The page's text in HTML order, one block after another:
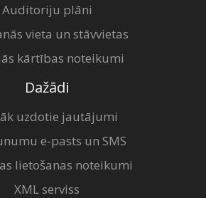
Auditoriju plāni
vieta un stāvvietas
kārtības noteikumi
Dažādi
uzdotie jautājumi
e-pasts un SMS
lietošanas noteikumi
XML serviss